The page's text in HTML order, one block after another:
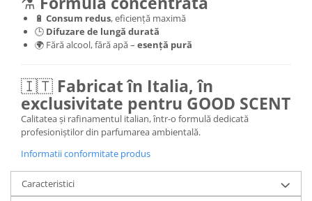
🔋 Consum redus, eficiență maximă
🕒 Difuzare de lungă durată
🌍 Fără alcool, fără apă – esență pură
🇮🇹 Fabricat în Italia, în
exclusivitate pentru GOOD SCENT
Calitatea și rafinamentul italian, într-o formulă dedicată
profesioniștilor din parfumarea ambientală.
Informatii conformitate produs
Caracteristici